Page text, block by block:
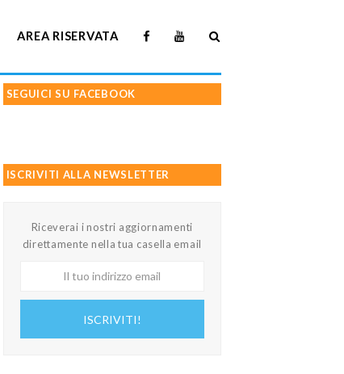
AREA RISERVATA
SEGUICI SU FACEBOOK
ISCRIVITI ALLA NEWSLETTER
Riceverai i nostri aggiornamenti
direttamente nella tua casella email
ISCRIVITI!